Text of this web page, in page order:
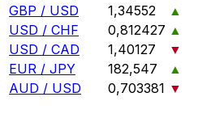
GBP / USD
1,34552
▲
USD / CHF
0,812427 ▲
USD / CAD
1,40127
▼
EUR / JPY
182,547
▲
AUD / USD
0,703381 ▼